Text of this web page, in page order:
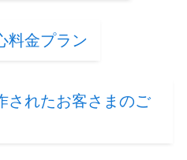
料金プラン
されたお客さまのご